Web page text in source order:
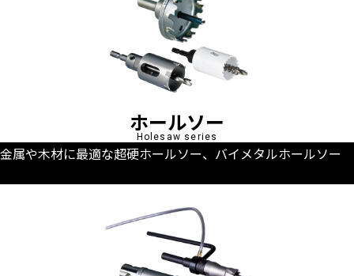
ホールソー
Holesaw series
金属や木材に最適な超硬ホールソー、バイメタルホールソー